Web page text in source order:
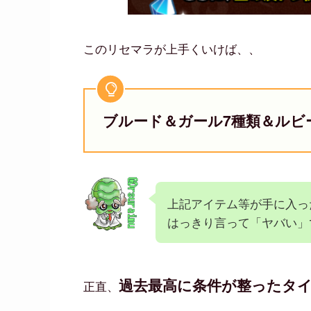
このリセマラが上手くいけば、、
ブルード＆ガール7種類＆ル
上記アイテム等が手に入
はっきり言って「ヤバい
正直、 過去最高に条件が整ったタ